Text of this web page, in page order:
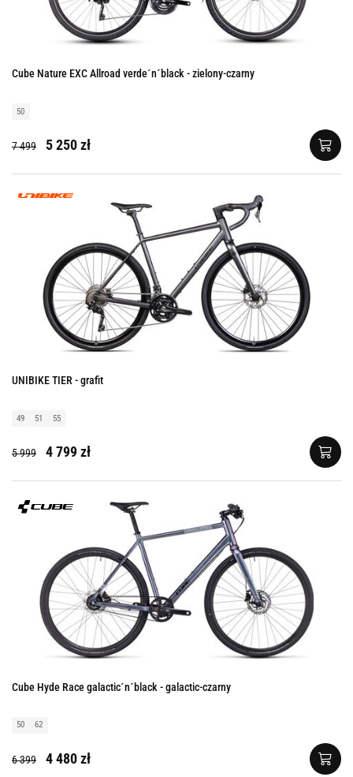
Cube Nature EXC Allroad verde´n´black - zielony-czarny
50
7 499 5 250 zł
UNIBIKE TIER - grafit
49 51 55
5 999 4 799 zł
Cube Hyde Race galactic´n´black - galactic-czarny
50 62
6 399 4 480 zł